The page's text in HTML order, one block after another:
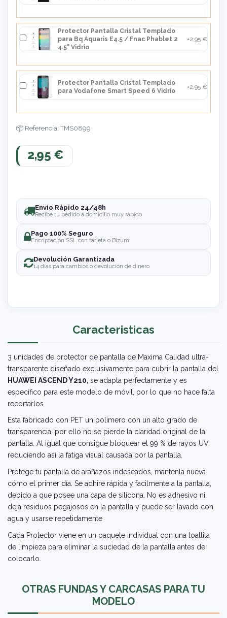
Protector Pantalla Cristal Templado
para Bq Aquaris E4.5 / Fnac Phablet 2
4.5" Vidrio
+2,95 €
Protector Pantalla Cristal Templado
para Vodafone Smart Speed 6 Vidrio
+2,95 €
Referencia: TMS0899
2,95 €
Envío Rápido 24/48h
Recibe tu pedido a domicilio muy rápido
Pago 100% Seguro
Encriptación SSL con tarjeta o Bizum
Devolución Garantizada
14 días para cambios o devolución de dinero
Caracteristicas
3 unidades de protector de pantalla de Maxima Calidad ultra-
transparente diseñado exclusivamente para cubrir la pantalla del
HUAWEI ASCEND Y210, se adapta perfectamente y es
específico para este modelo de móvil, por lo que no hace falta
recortarlos.
Esta fabricado con PET un polimero con un alto grado de
transparencia, por ello no se pierde la claridad original de la
pantalla. Al igual que consigue bloquear el 99 % de rayos UV,
reduciendo asi la fatiga visual causada por la pantalla.
Protege tu pantalla de arañazos indeseados, mantenla nueva
cómo el primer día. Se adhire rápida y facilmente a la pantalla,
debido a que posee una capa de silicona. No es adhesivo ni
deja residuos pegajosos en la pantalla y puede ser lavado con
agua y usarse repetidamente
Cada Protector viene en un paquete individual con una toallita
de limpieza para eliminar la suciedad de la pantalla antes de
colocarlo.
OTRAS FUNDAS Y CARCASAS PARA TU
MODELO